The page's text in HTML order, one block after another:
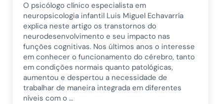
O psicólogo clínico especialista em
neuropsicologia infantil Luis Miguel Echavarría
explica neste artigo os transtornos do
neurodesenvolvimento e seu impacto nas
funções cognitivas. Nos últimos anos o interesse
em conhecer o funcionamento do cérebro, tanto
em condições normais quanto patológicas,
aumentou e despertou a necessidade de
trabalhar de maneira integrada em diferentes
níveis com o …